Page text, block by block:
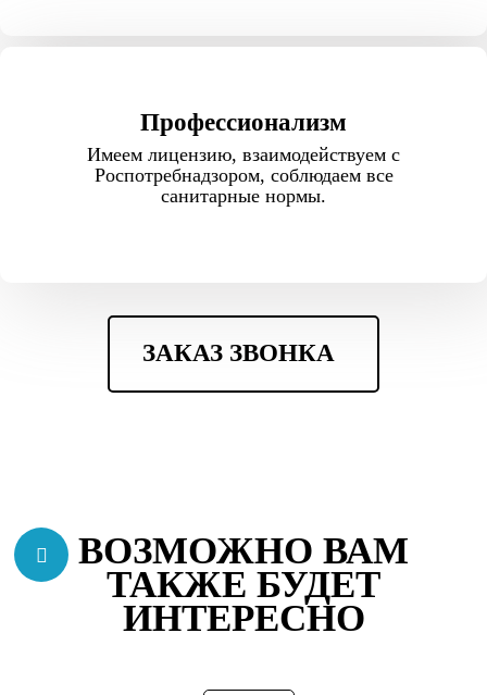
Профессионализм
Имеем лицензию, взаимодействуем с
Роспотребнадзором, соблюдаем все
санитарные нормы.
ЗАКАЗ ЗВОНКА
ВОЗМОЖНО ВАМ
ТАКЖЕ БУДЕТ
ИНТЕРЕСНО